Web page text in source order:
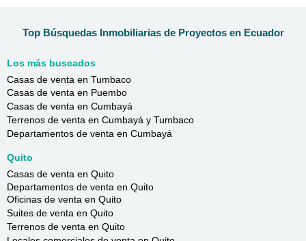
Top Búsquedas Inmobiliarias de Proyectos en Ecuador
Los más buscados
Casas de venta en Tumbaco
Casas de venta en Puembo
Casas de venta en Cumbayá
Terrenos de venta en Cumbayá y Tumbaco
Departamentos de venta en Cumbayá
Quito
Casas de venta en Quito
Departamentos de venta en Quito
Oficinas de venta en Quito
Suites de venta en Quito
Terrenos de venta en Quito